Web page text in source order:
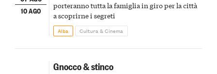
10 AGO
porteranno tutta la famiglia in giro per la città
a scoprirne i segreti
Alba Cultura & Cinema
Gnocco & stinco